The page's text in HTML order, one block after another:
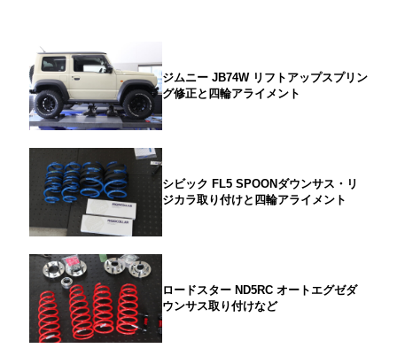
ジムニー JB74W リフトアップスプリン
グ修正と四輪アライメント
シビック FL5 SPOONダウンサス・リ
ジカラ取り付けと四輪アライメント
ロードスター ND5RC オートエグゼダ
ウンサス取り付けなど